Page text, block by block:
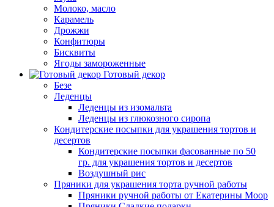
Молоко, масло
Карамель
Дрожжи
Конфитюры
Бисквиты
Ягоды замороженные
Готовый декор
Безе
Леденцы
Леденцы из изомальта
Леденцы из глюкозного сиропа
Кондитерские посыпки для украшения тортов и
десертов
Кондитерские посыпки фасованные по 50
гр. для украшения тортов и десертов
Воздушный рис
Пряники для украшения торта ручной работы
Пряники ручной работы от Екатерины Моор